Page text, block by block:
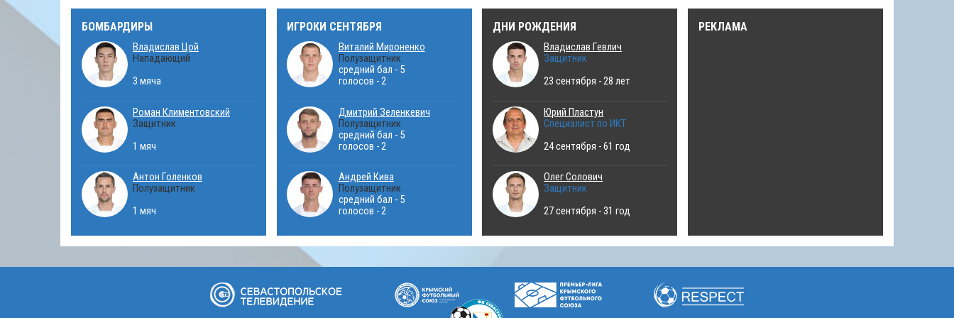
БОМБАРДИРЫ
Владислав Цой
Нападающий
3 мяча
Роман Климентовский
Защитник
1 мяч
Антон Голенков
Полузащитник
1 мяч
ИГРОКИ СЕНТЯБРЯ
Виталий Мироненко
Полузащитник
средний бал - 5
голосов - 2
Дмитрий Зеленкевич
Полузащитник
средний бал - 5
голосов - 2
Андрей Кива
Полузащитник
средний бал - 5
голосов - 2
ДНИ РОЖДЕНИЯ
Владислав Гевлич
Защитник
23 сентября - 28 лет
Юрий Пластун
Специалист по ИКТ
24 сентября - 61 год
Олег Солович
Защитник
27 сентября - 31 год
РЕКЛАМА